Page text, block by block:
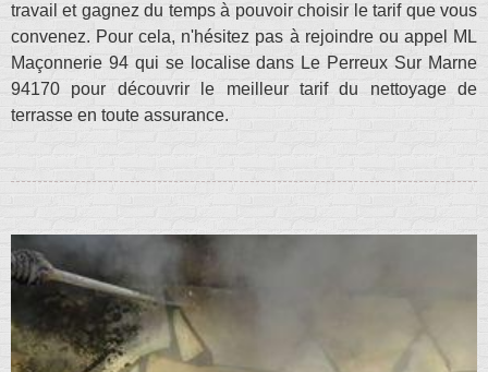
travail et gagnez du temps à pouvoir choisir le tarif que vous
convenez. Pour cela, n'hésitez pas à rejoindre ou appel ML
Maçonnerie 94 qui se localise dans Le Perreux Sur Marne
94170 pour découvrir le meilleur tarif du nettoyage de
terrasse en toute assurance.